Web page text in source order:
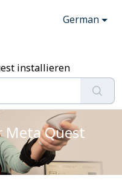
German
installieren
Meta Quest